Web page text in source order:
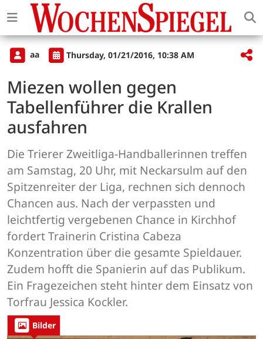
aa Thursday, 01/21/2016, 10:38 AM
Miezen wollen gegen
Tabellenführer die Krallen
ausfahren
Die Trierer Zweitliga-Handballerinnen treffen
am Samstag, 20 Uhr, mit Neckarsulm auf den
Spitzenreiter der Liga, rechnen sich dennoch
Chancen aus. Nach der verpassten und
leichtfertig vergebenen Chance in Kirchhof
fordert Trainerin Cristina Cabeza
Konzentration über die gesamte Spieldauer.
Zudem hofft die Spanierin auf das Publikum.
Ein Fragezeichen steht hinter dem Einsatz von
Torfrau Jessica Kockler.
Bilder